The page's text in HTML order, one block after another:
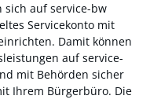
auf service-bw
Servicekonto mit
Damit können
auf service-
mit Behörden sicher
Ihrem Bürgerbüro. Die